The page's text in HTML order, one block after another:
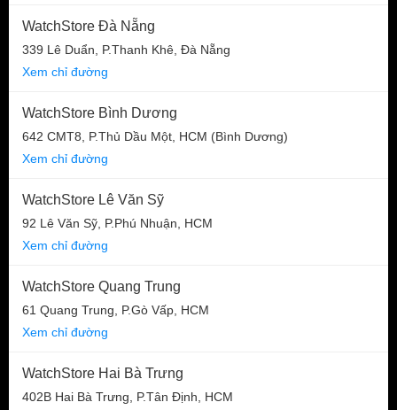
WatchStore Đà Nẵng
339 Lê Duẩn, P.Thanh Khê, Đà Nẵng
Xem chỉ đường
WatchStore Bình Dương
642 CMT8, P.Thủ Dầu Một, HCM (Bình Dương)
Xem chỉ đường
WatchStore Lê Văn Sỹ
92 Lê Văn Sỹ, P.Phú Nhuận, HCM
Xem chỉ đường
WatchStore Quang Trung
61 Quang Trung, P.Gò Vấp, HCM
Xem chỉ đường
WatchStore Hai Bà Trưng
402B Hai Bà Trưng, P.Tân Định, HCM